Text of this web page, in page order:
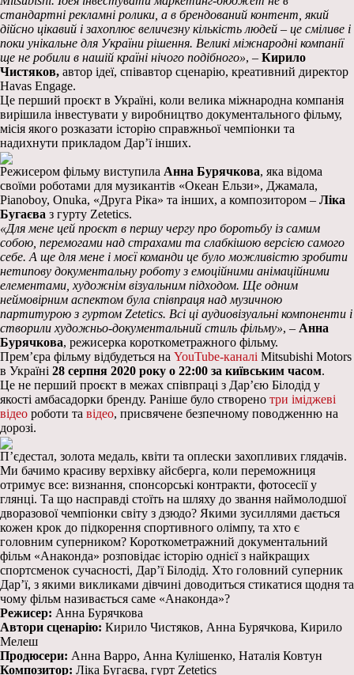
стандартні рекламні ролики, а в брендований контент, який
дійсно цікавий і захоплює величезну кількість людей – це сміливе і
поки унікальне для України рішення. Великі міжнародні компанії
ще не робили в нашій країні нічого подібного», – Кирило
Чистяков, автор ідеї, співавтор сценарію, креативний директор
Havas Engage.
Це перший проєкт в Україні, коли велика міжнародна компанія
вирішила інвестувати у виробництво документального фільму,
місія якого розказати історію справжньої чемпіонки та
надихнути прикладом Дар’ї інших.
Режисером фільму виступила Анна Бурячкова, яка відома
своїми роботами для музикантів «Океан Ельзи», Джамала,
Pianoboy, Onuka, «Друга Ріка» та інших, а композитором – Ліка
Бугаєва з гурту Zetetics.
«Для мене цей проєкт в першу чергу про боротьбу із самим
собою, перемогами над страхами та слабкішою версією самого
себе. А ще для мене і моєї команди це було можливістю зробити
нетипову документальну роботу з емоційними анімаційними
елементами, художнім візуальним підходом. Ще одним
неймовірним аспектом була співпраця над музичною
партитурою з гуртом Zetetics. Всі ці аудиовізуальні компоненти і
створили художньо-документальний стиль фільму», – Анна
Бурячкова, режисерка короткометражного фільму.
Прем’єра фільму відбудеться на YouTube-каналі Mitsubishi Motors
в Україні 28 серпня 2020 року о 22:00 за київським часом.
Це не перший проєкт в межах співпраці з Дар’єю Білодід у
якості амбасадорки бренду. Раніше було створено три іміджеві
відео роботи та відео, присвячене безпечному поводженню на
дорозі.
П’єдестал, золота медаль, квіти та оплески захопливих глядачів.
Ми бачимо красиву верхівку айсберга, коли переможниця
отримує все: визнання, спонсорські контракти, фотосесії у
глянці. Та що насправді стоїть на шляху до звання наймолодшої
дворазової чемпіонки світу з дзюдо? Якими зусиллями дається
кожен крок до підкорення спортивного олімпу, та хто є
головним суперником? Короткометражний документальний
фільм «Анаконда» розповідає історію однієї з найкращих
спортсменок сучасності, Дар’ї Білодід. Хто головний суперник
Дар’ї, з якими викликами дівчині доводиться стикатися щодня та
чому фільм називається саме «Анаконда»?
Режисер: Анна Бурячкова
Автори сценарію: Кирило Чистяков, Анна Бурячкова, Кирило
Мелеш
Продюсери: Анна Варро, Анна Кулішенко, Наталія Ковтун
Композитор: Ліка Бугаєва, гурт Zetetics